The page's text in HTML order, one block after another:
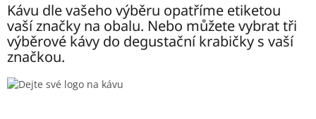
Kávu dle vašeho výběru opatříme etiketou
vaší značky na obalu. Nebo můžete vybrat tři
výběrové kávy do degustační krabičky s vaší
značkou.